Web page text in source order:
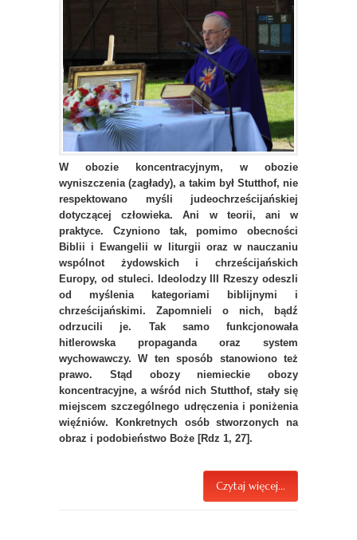
W obozie koncentracyjnym, w obozie
wyniszczenia (zagłady), a takim był Stutthof, nie
respektowano myśli judeochrześcijańskiej
dotyczącej człowieka. Ani w teorii, ani w
praktyce. Czyniono tak, pomimo obecności
Biblii i Ewangelii w liturgii oraz w nauczaniu
wspólnot żydowskich i chrześcijańskich
Europy, od stuleci. Ideolodzy III Rzeszy odeszli
od myślenia kategoriami biblijnymi i
chrześcijańskimi. Zapomnieli o nich, bądź
odrzucili je. Tak samo funkcjonowała
hitlerowska propaganda oraz system
wychowawczy. W ten sposób stanowiono też
prawo. Stąd obozy niemieckie obozy
koncentracyjne, a wśród nich Stutthof, stały się
miejscem szczególnego udręczenia i poniżenia
więźniów. Konkretnych osób stworzonych na
obraz i podobieństwo Boże [Rdz 1, 27].
Czytaj więcej...